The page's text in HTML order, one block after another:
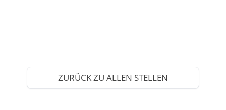
ZURÜCK ZU ALLEN STELLEN